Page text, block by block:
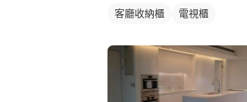
客廳收納櫃 電視櫃